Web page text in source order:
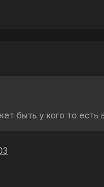
быть у кого то есть